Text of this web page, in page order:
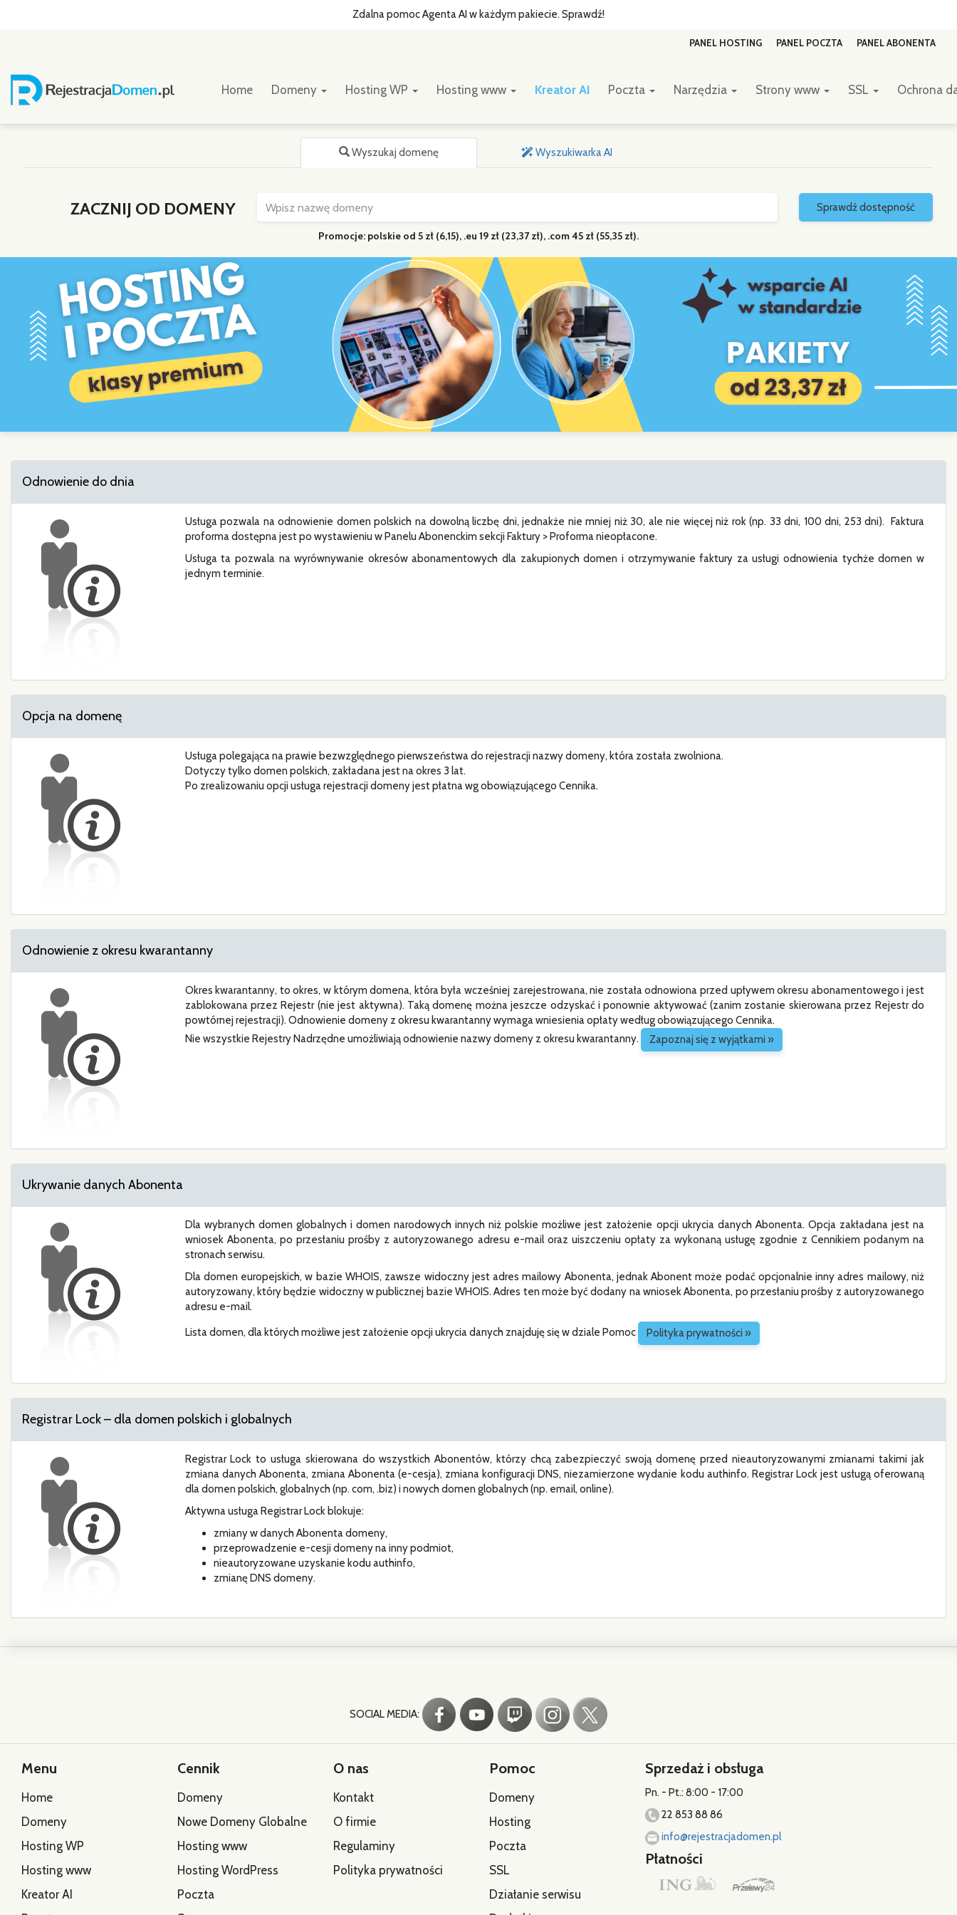
Zdalna pomoc Agenta AI w każdym pakiecie. Sprawdź!
PANEL ABONENTA
PANEL POCZTA
PANEL HOSTING
Home Domeny Hosting WP Hosting www Kreator AI Poczta Narzędzia Strony www SSL Ochrona
Wyszukaj domenę Wyszukiwarka AI
ZACZNIJ OD DOMENY Sprawdź dostępność
Promocje: polskie od 5 zł (6,15), .eu 19 zł (23,37 zł), .com 45 zł (55,35 zł).
Odnowienie do dnia
Usługa pozwala na odnowienie domen polskich na dowolną liczbę dni, jednakże nie mniej niż 30, ale nie więcej niż rok (np. 33 dni, 100 dni, 253 dni). Faktura
proforma dostępna jest po wystawieniu w Panelu Abonenckim sekcji Faktury > Proforma nieopłacone.
Usługa ta pozwala na wyrównywanie okresów abonamentowych dla zakupionych domen i otrzymywanie faktury za usługi odnowienia tychże domen w
jednym terminie.
Opcja na domenę
Usługa polegająca na prawie bezwzględnego pierwszeństwa do rejestracji nazwy domeny, która została zwolniona.
Dotyczy tylko domen polskich, zakładana jest na okres 3 lat.
Po zrealizowaniu opcji usługa rejestracji domeny jest płatna wg obowiązującego Cennika.
Odnowienie z okresu kwarantanny
Okres kwarantanny, to okres, w którym domena, która była wcześniej zarejestrowana, nie została odnowiona przed upływem okresu abonamentowego i jest
zablokowana przez Rejestr (nie jest aktywna). Taką domenę można jeszcze odzyskać i ponownie aktywować (zanim zostanie skierowana przez Rejestr do
powtórnej rejestracji). Odnowienie domeny z okresu kwarantanny wymaga wniesienia opłaty według obowiązującego Cennika.
Nie wszystkie Rejestry Nadrzędne umożliwiają odnowienie nazwy domeny z okresu kwarantanny.
Zapoznaj się z wyjątkami »
Ukrywanie danych Abonenta
Dla wybranych domen globalnych i domen narodowych innych niż polskie możliwe jest założenie opcji ukrycia danych Abonenta. Opcja zakładana jest na
wniosek Abonenta, po przesłaniu prośby z autoryzowanego adresu e-mail oraz uiszczeniu opłaty za wykonaną usługę zgodnie z Cennikiem podanym na
stronach serwisu.
Dla domen europejskich, w bazie WHOIS, zawsze widoczny jest adres mailowy Abonenta, jednak Abonent może podać opcjonalnie inny adres mailowy, niż
autoryzowany, który będzie widoczny w publicznej bazie WHOIS. Adres ten może być dodany na wniosek Abonenta, po przesłaniu prośby z autoryzowanego
adresu e-mail.
Lista domen, dla których możliwe jest założenie opcji ukrycia danych znajduję się w dziale Pomoc Polityka prywatności »
Registrar Lock – dla domen polskich i globalnych
Registrar Lock to usługa skierowana do wszystkich Abonentów, którzy chcą zabezpieczyć swoją domenę przed nieautoryzowanymi zmianami takimi jak
zmiana danych Abonenta, zmiana Abonenta (e-cesja), zmiana konfiguracji DNS, niezamierzone wydanie kodu authinfo. Registrar Lock jest usługą oferowaną
dla domen polskich, globalnych (np. com, .biz) i nowych domen globalnych (np. email, online).
Aktywna usługa Registrar Lock blokuje:
zmiany w danych Abonenta domeny,
przeprowadzenie e-cesji domeny na inny podmiot,
nieautoryzowane uzyskanie kodu authinfo,
zmianę DNS domeny.
SOCIAL MEDIA:
Menu
Home
Domeny
Hosting WP
Hosting www
Kreator AI
Cennik
Domeny
Nowe Domeny Globalne
Hosting www
Hosting WordPress
Poczta
O nas
Kontakt
O firmie
Regulaminy
Polityka prywatności
Pomoc
Domeny
Hosting
Poczta
SSL
Działanie serwisu
Sprzedaż i obsługa
Pn. - Pt.: 8:00 - 17:00
22 853 88 86
info@rejestracjadomen.pl
Płatności